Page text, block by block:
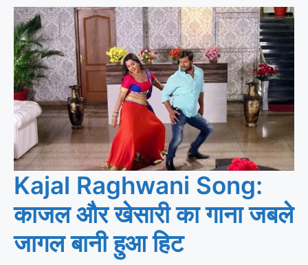
Kajal Raghwani Song:
काजल और खेसारी का गाना जबले
जागल बानी हुआ हिट